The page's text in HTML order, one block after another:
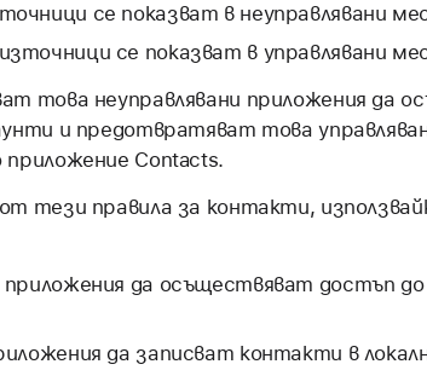
се показват в неуправлявани
се показват в управлявани
това неуправлявани приложения да
и предотвратяват това
Contacts.
тези правила за контакти,
приложения да осъществяват достъп до
да записват контакти в